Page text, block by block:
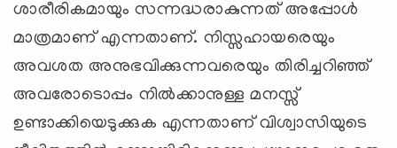
ശാരീരികമായും സന്നദ്ധരാകുന്നത് അപ്പോള്‍
മാത്രമാണ് എന്നതാണ്. നിസ്സഹായരെയും
അവശത അനുഭവിക്കുന്നവരെയും തിരിച്ചറിഞ്ഞ്
അവരോടൊപ്പം നില്‍ക്കാനുള്ള മനസ്സ്
ഉണ്ടാക്കിയെടുക്കുക എന്നതാണ് വിശ്വാസിയുടെ